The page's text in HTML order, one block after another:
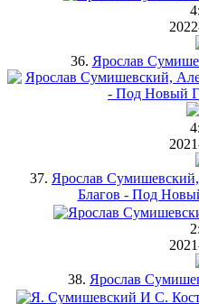
36. Ярослав
37. Ярослав
Благов - Под
38. Ярослав